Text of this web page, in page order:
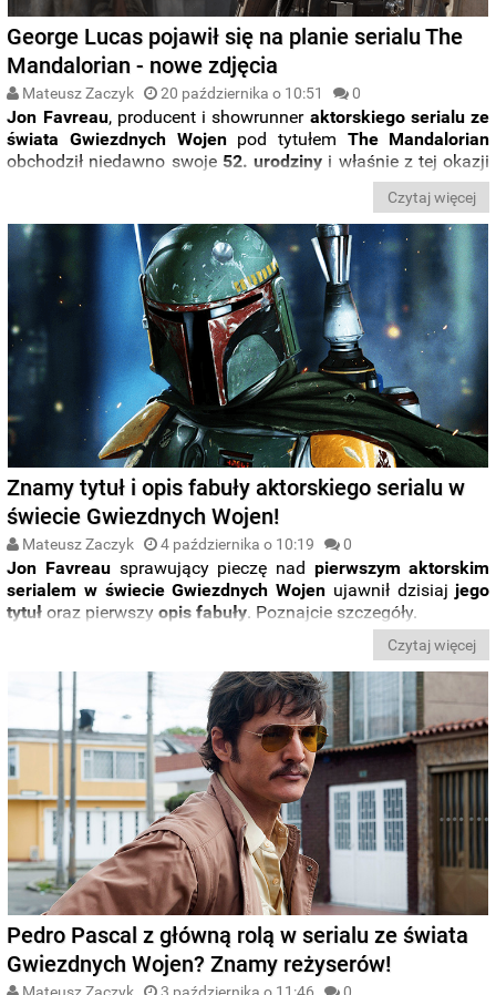
George Lucas pojawił się na planie serialu The
Mandalorian - nowe zdjęcia
Mateusz Zaczyk 20 października o 10:51 0
Jon Favreau, producent i showrunner aktorskiego serialu ze
świata Gwiezdnych Wojenpod tytułem The Mandalorian
obchodził niedawno swoje 52. urodziny i właśnie z tej okazji
twórca franczyzy Star Wars,George
Czytaj więcej
Znamy tytuł i opis fabuły aktorskiego serialu w
świecie Gwiezdnych Wojen!
Mateusz Zaczyk 4 października o 10:19 0
Jon Favreausprawujący pieczę nad pierwszym aktorskim
serialem w świecie Gwiezdnych Wojen ujawnił dzisiajjego
tytuł oraz pierwszyopis fabuły. Poznajcie szczegóły.
Czytaj więcej
Pedro Pascal z główną rolą w serialu ze świata
Gwiezdnych Wojen? Znamy reżyserów!
Mateusz Zaczyk 3 października o 11:46 0